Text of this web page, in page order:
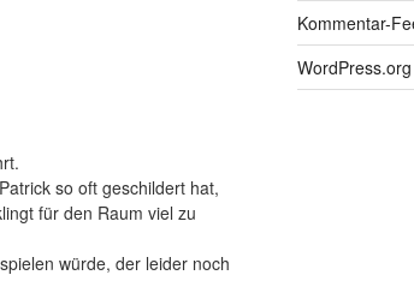
so oft geschildert hat,
für den Raum viel zu
würde, der leider noch
Kommentar-
WordPress.org